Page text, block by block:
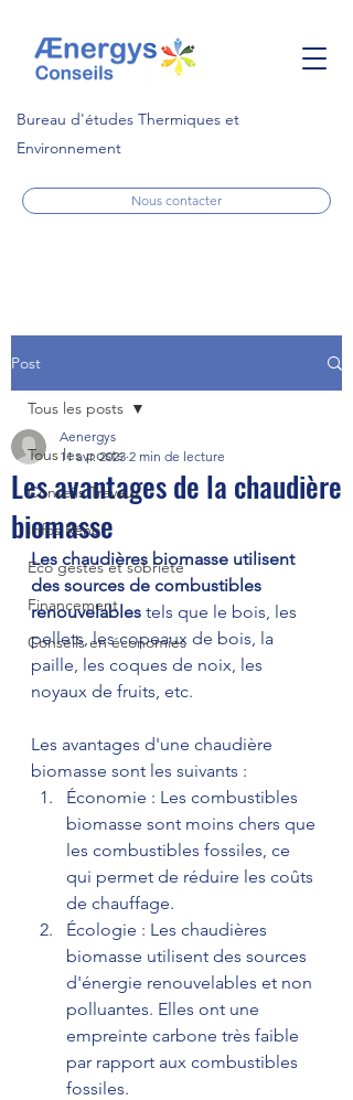
Bureau d'études Thermiques et
Environnement
Nous contacter
Post
Tous les posts
Conseils Travaux
Infos Réno
Eco gestes et sobriété
Financement
Conseils en économies
Tous les posts
Les avantages de la chaudière
biomasse
Aenergys
11 avr. 2023 2 min de lecture
Les chaudières biomasse utilisent
des sources de combustibles
renouvelables tels que le bois, les
pellets, les copeaux de bois, la
paille, les coques de noix, les
noyaux de fruits, etc.
Les avantages d'une chaudière
biomasse sont les suivants :
Économie : Les combustibles
biomasse sont moins chers que
les combustibles fossiles, ce
qui permet de réduire les coûts
de chauffage.
Écologie : Les chaudières
biomasse utilisent des sources
d'énergie renouvelables et non
polluantes. Elles ont une
empreinte carbone très faible
par rapport aux combustibles
fossiles.